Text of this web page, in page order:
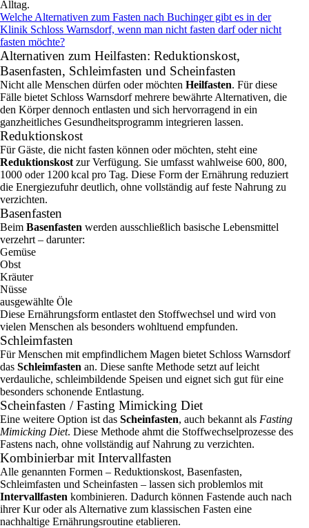
Alltag.
Welche Alternativen zum Fasten nach Buchinger gibt es in der
Klinik Schloss Warnsdorf, wenn man nicht fasten darf oder nicht
fasten möchte?
Alternativen zum Heilfasten: Reduktionskost,
Basenfasten, Schleimfasten und Scheinfasten
Nicht alle Menschen dürfen oder möchten Heilfasten. Für diese
Fälle bietet Schloss Warnsdorf mehrere bewährte Alternativen, die
den Körper dennoch entlasten und sich hervorragend in ein
ganzheitliches Gesundheitsprogramm integrieren lassen.
Reduktionskost
Für Gäste, die nicht fasten können oder möchten, steht eine
Reduktionskost zur Verfügung. Sie umfasst wahlweise 600, 800,
1000 oder 1200 kcal pro Tag. Diese Form der Ernährung reduziert
die Energiezufuhr deutlich, ohne vollständig auf feste Nahrung zu
verzichten.
Basenfasten
Beim Basenfasten werden ausschließlich basische Lebensmittel
verzehrt – darunter:
Gemüse
Obst
Kräuter
Nüsse
ausgewählte Öle
Diese Ernährungsform entlastet den Stoffwechsel und wird von
vielen Menschen als besonders wohltuend empfunden.
Schleimfasten
Für Menschen mit empfindlichem Magen bietet Schloss Warnsdorf
das Schleimfasten an. Diese sanfte Methode setzt auf leicht
verdauliche, schleimbildende Speisen und eignet sich gut für eine
besonders schonende Entlastung.
Scheinfasten / Fasting Mimicking Diet
Eine weitere Option ist das Scheinfasten, auch bekannt als Fasting
Mimicking Diet. Diese Methode ahmt die Stoffwechselprozesse des
Fastens nach, ohne vollständig auf Nahrung zu verzichten.
Kombinierbar mit Intervallfasten
Alle genannten Formen – Reduktionskost, Basenfasten,
Schleimfasten und Scheinfasten – lassen sich problemlos mit
Intervallfasten kombinieren. Dadurch können Fastende auch nach
ihrer Kur oder als Alternative zum klassischen Fasten eine
nachhaltige Ernährungsroutine etablieren.